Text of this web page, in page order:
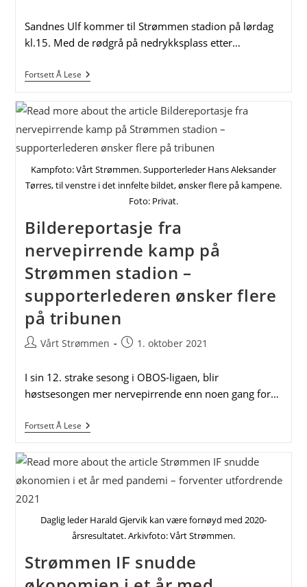
Sandnes Ulf kommer til Strømmen stadion på lørdag
kl.15. Med de rødgrå på nedrykksplass etter…
Fortsett Å LeseViktig
Kamp
Lørdag
–
Strømmen-
Treneren:
–
Nå
Forventer
Jeg
Av
Positiv
Energi!
Kampfoto: Vårt Strømmen. Supporterleder Hans Aleksander
Tørres, til venstre i det innfelte bildet, ønsker flere på kampene.
Foto: Privat.
Bildereportasje fra
nervepirrende kamp på
Strømmen stadion –
supporterlederen ønsker flere
på tribunen
PostVårt Strømmen
Post1. oktober 2021
I sin 12. strake sesong i OBOS-ligaen, blir
høstsesongen mer nervepirrende enn noen gang for…
Fortsett Å LeseBildereportasje
Fra
Kamp
På
Strømmen
Ønsker
Flere
Tribunen
Daglig leder Harald Gjervik kan være fornøyd med 2020-
årsresultatet. Arkivfoto: Vårt Strømmen.
Strømmen IF snudde